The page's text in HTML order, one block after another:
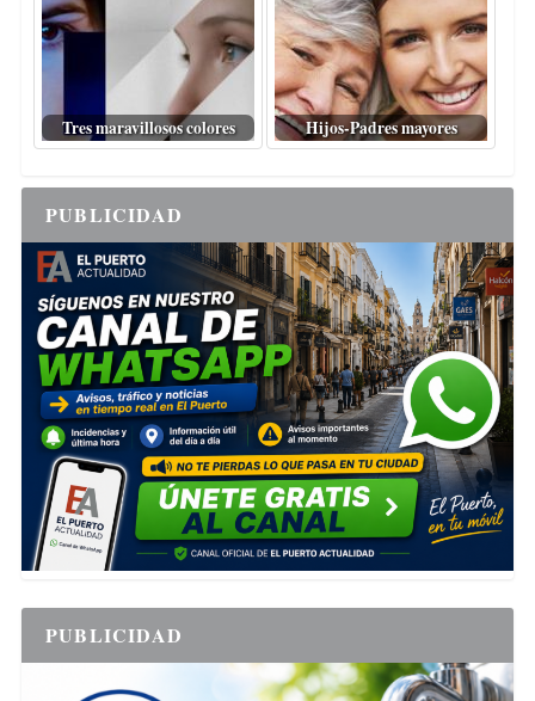
Tres maravillosos colores Hijos-Padres mayores
PUBLICIDAD
PUBLICIDAD